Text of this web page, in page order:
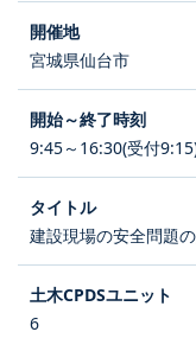
宮城県仙台市
9:45～16:30(受付
建設現場の安全問題
6